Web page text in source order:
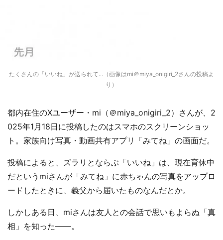
たくさんの「いいね」が送られて...（画像はmi＠miya_onigiri_2さんの投稿よ
り）
都内在住のXユーザー・mi（＠miya_onigiri_2）さんが、2
025年1月18日に投稿したのはスマホのスクリーンショッ
ト。家族向け写真・動画共有アプリ「みてね」の画面だ。
投稿によると、ズラリとならぶ「いいね」は、現在育休中
だというmiさんが「みてね」に赤ちゃんの写真をアップロ
ードしたときに、義父から届いたものなんだとか。
しかしある日、miさんは友人との会話で思いもよらぬ「真
相」を知った――。